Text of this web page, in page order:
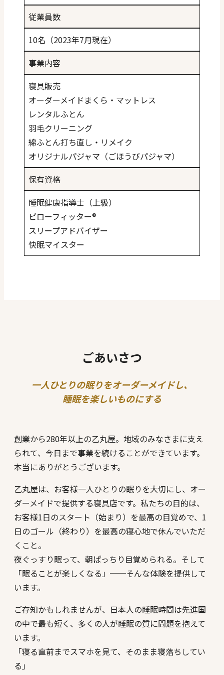
従業員数
10名（2023年7月現在）
事業内容
寝具販売
オーダーメイドまくら・マットレス
レンタルふとん
羽毛クリーニング
綿ふとん打ち直し・リメイク
オリジナルパジャマ（ごほうびパジャマ）
保有資格
睡眠健康指導士（上級）
ピローフィッター®
スリープアドバイザー
快眠マイスター
ごあいさつ
一人ひとりの眠りをオーダーメイドし、
睡眠を楽しいものにする
創業から280年以上の乙丸屋。地域のみなさまに支え
られて、今日まで事業を続けることができています。
本当にありがとうございます。
乙丸屋は、お客様一人ひとりの眠りを大切にし、オー
ダーメイドで提供する寝具店です。私たちの目的は、
お客様1日のスタート（始まり）を最高の目覚めで、1
日のゴール（終わり）を最高の寝心地で休んでいただ
くこと。
夜ぐっすり眠って、朝ぱっちり目覚められる。そして
「眠ることが楽しくなる」──そんな体験を提供して
います。
ご存知かもしれませんが、日本人の睡眠時間は先進国
の中で最も短く、多くの人が睡眠の質に問題を抱えて
います。
「寝る直前までスマホを見て、そのまま寝落ちしてい
る」